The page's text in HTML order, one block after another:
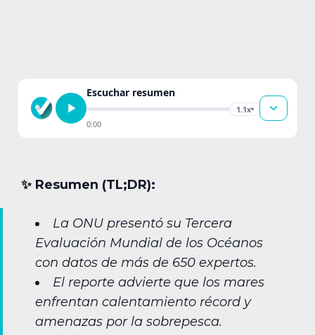
Escuchar resumen
1.1x▾
0:00
✨︎ Resumen (TL;DR):
La ONU presentó su Tercera
Evaluación Mundial de los Océanos
con datos de más de 650 expertos.
El reporte advierte que los mares
enfrentan calentamiento récord y
amenazas por la sobrepesca.